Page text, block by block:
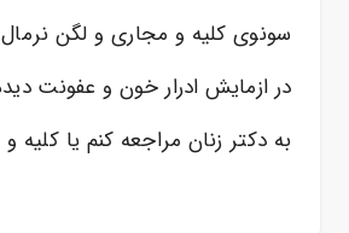
سونوی کلیه و مجاری و لگن
در ازمایش ادرار خون و عفونت
به دکتر زنان مراجعه کنم یا کلیه